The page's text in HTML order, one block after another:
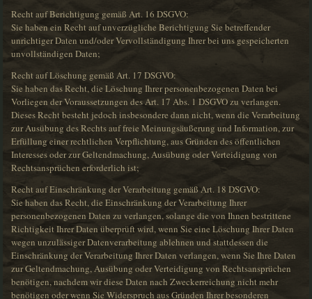
Recht auf Berichtigung gemäß Art. 16 DSGVO:
Sie haben ein Recht auf unverzügliche Berichtigung Sie betreffender
unrichtiger Daten und/oder Vervollständigung Ihrer bei uns gespeicherten
unvollständigen Daten;
Recht auf Löschung gemäß Art. 17 DSGVO:
Sie haben das Recht, die Löschung Ihrer personenbezogenen Daten bei
Vorliegen der Voraussetzungen des Art. 17 Abs. 1 DSGVO zu verlangen.
Dieses Recht besteht jedoch insbesondere dann nicht, wenn die Verarbeitung
zur Ausübung des Rechts auf freie Meinungsäußerung und Information, zur
Erfüllung einer rechtlichen Verpflichtung, aus Gründen des öffentlichen
Interesses oder zur Geltendmachung, Ausübung oder Verteidigung von
Rechtsansprüchen erforderlich ist;
Recht auf Einschränkung der Verarbeitung gemäß Art. 18 DSGVO:
Sie haben das Recht, die Einschränkung der Verarbeitung Ihrer
personenbezogenen Daten zu verlangen, solange die von Ihnen bestrittene
Richtigkeit Ihrer Daten überprüft wird, wenn Sie eine Löschung Ihrer Daten
wegen unzulässiger Datenverarbeitung ablehnen und stattdessen die
Einschränkung der Verarbeitung Ihrer Daten verlangen, wenn Sie Ihre Daten
zur Geltendmachung, Ausübung oder Verteidigung von Rechtsansprüchen
benötigen, nachdem wir diese Daten nach Zweckerreichung nicht mehr
benötigen oder wenn Sie Widerspruch aus Gründen Ihrer besonderen